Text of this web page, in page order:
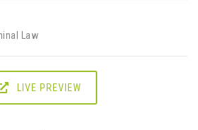
Law
LIVE PREVIEW